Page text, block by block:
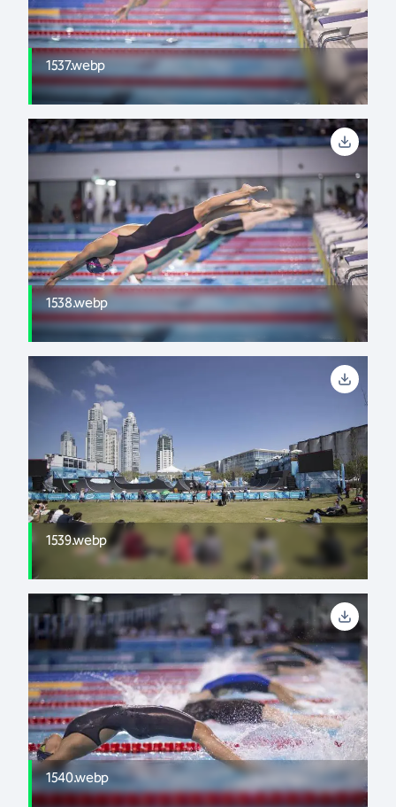
1537.webp
1538.webp
1539.webp
1540.webp